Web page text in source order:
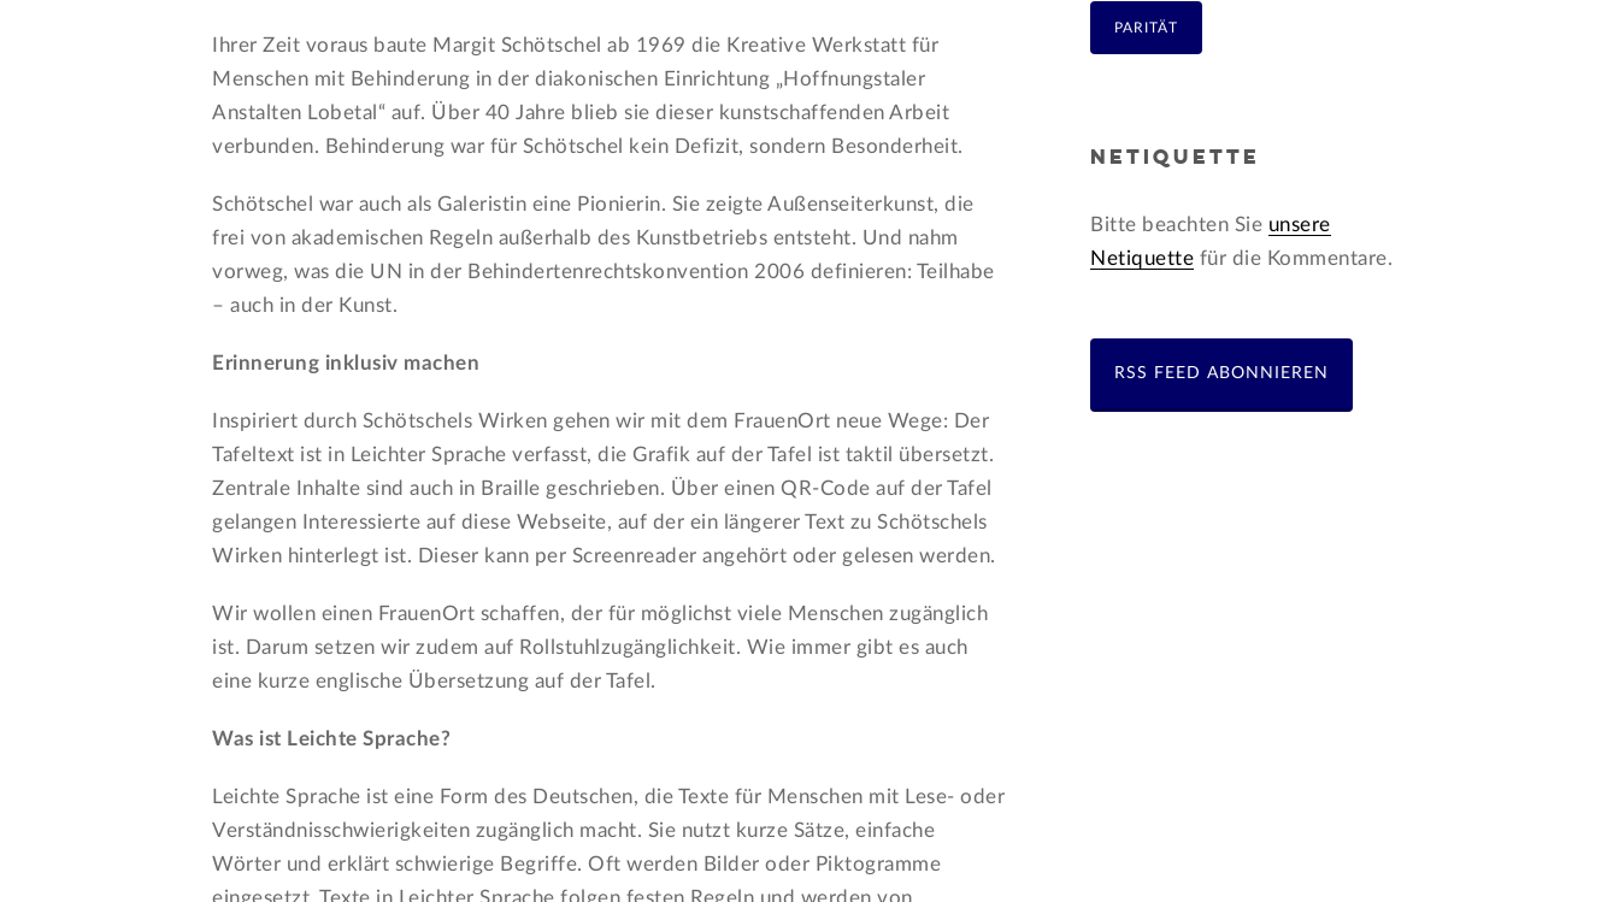
Ihrer Zeit voraus baute Margit Schötschel ab 1969 die Kreative Werkstatt für
Menschen mit Behinderung in der diakonischen Einrichtung „Hoffnungstaler
Anstalten Lobetal“ auf. Über 40 Jahre blieb sie dieser kunstschaffenden Arbeit
verbunden. Behinderung war für Schötschel kein Defizit, sondern Besonderheit.
Schötschel war auch als Galeristin eine Pionierin. Sie zeigte Außenseiterkunst, die
frei von akademischen Regeln außerhalb des Kunstbetriebs entsteht. Und nahm
vorweg, was die UN in der Behindertenrechtskonvention 2006 definieren: Teilhabe
– auch in der Kunst.
Erinnerung inklusiv machen
Inspiriert durch Schötschels Wirken gehen wir mit dem FrauenOrt neue Wege: Der
Tafeltext ist in Leichter Sprache verfasst, die Grafik auf der Tafel ist taktil übersetzt.
Zentrale Inhalte sind auch in Braille geschrieben. Über einen QR-Code auf der Tafel
gelangen Interessierte auf diese Webseite, auf der ein längerer Text zu Schötschels
Wirken hinterlegt ist. Dieser kann per Screenreader angehört oder gelesen werden.
Wir wollen einen FrauenOrt schaffen, der für möglichst viele Menschen zugänglich
ist. Darum setzen wir zudem auf Rollstuhlzugänglichkeit. Wie immer gibt es auch
eine kurze englische Übersetzung auf der Tafel.
Was ist Leichte Sprache?
Leichte Sprache ist eine Form des Deutschen, die Texte für Menschen mit Lese- oder
Verständnisschwierigkeiten zugänglich macht. Sie nutzt kurze Sätze, einfache
Wörter und erklärt schwierige Begriffe. Oft werden Bilder oder Piktogramme
eingesetzt. Texte in Leichter Sprache folgen festen Regeln und werden von
PARITÄT
NETIQUETTE
Bitte beachten Sie unsere
Netiquette für die Kommentare.
RSS FEED ABONNIEREN